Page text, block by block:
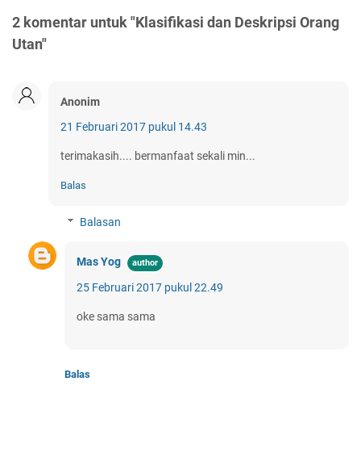
2 komentar untuk "Klasifikasi dan Deskripsi Orang
Utan"
Anonim
21 Februari 2017 pukul 14.43
terimakasih.... bermanfaat sekali min...
Balas
Balasan
Mas Yog
25 Februari 2017 pukul 22.49
oke sama sama
Balas